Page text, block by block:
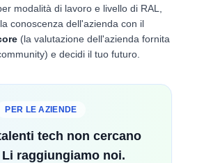
modalità di lavoro e livello di RAL,
conoscenza dell'azienda con il
(la valutazione dell'azienda fornita
e decidi il tuo futuro.
PER LE AZIENDE
tech non cercano
Li raggiungiamo noi.